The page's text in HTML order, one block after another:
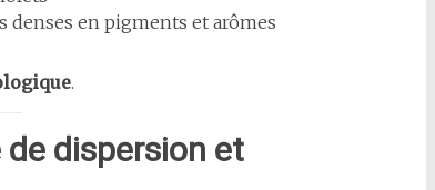
en pigments et arômes
.
dispersion et